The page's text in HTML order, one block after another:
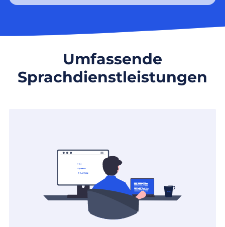
Umfassende
Sprachdienstleistungen